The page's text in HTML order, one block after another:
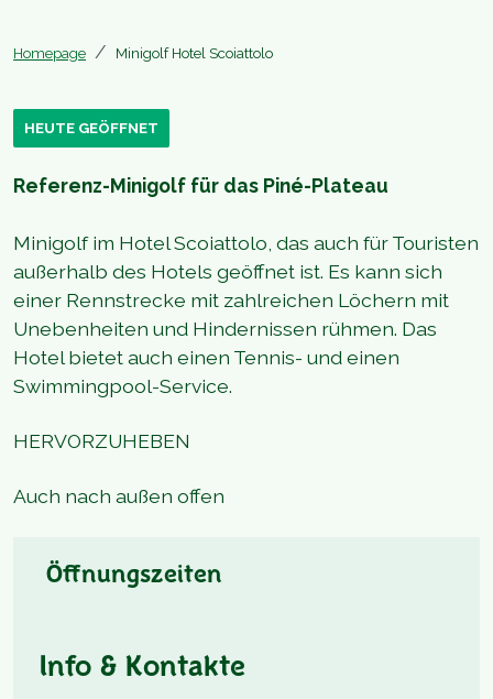
Homepage Minigolf Hotel Scoiattolo
HEUTE GEÖFFNET
Referenz-Minigolf für das Piné-Plateau
Minigolf im Hotel Scoiattolo, das auch für Touristen
außerhalb des Hotels geöffnet ist. Es kann sich
einer Rennstrecke mit zahlreichen Löchern mit
Unebenheiten und Hindernissen rühmen. Das
Hotel bietet auch einen Tennis- und einen
Swimmingpool-Service.
HERVORZUHEBEN
Auch nach außen offen
Öffnungszeiten
Info & Kontakte